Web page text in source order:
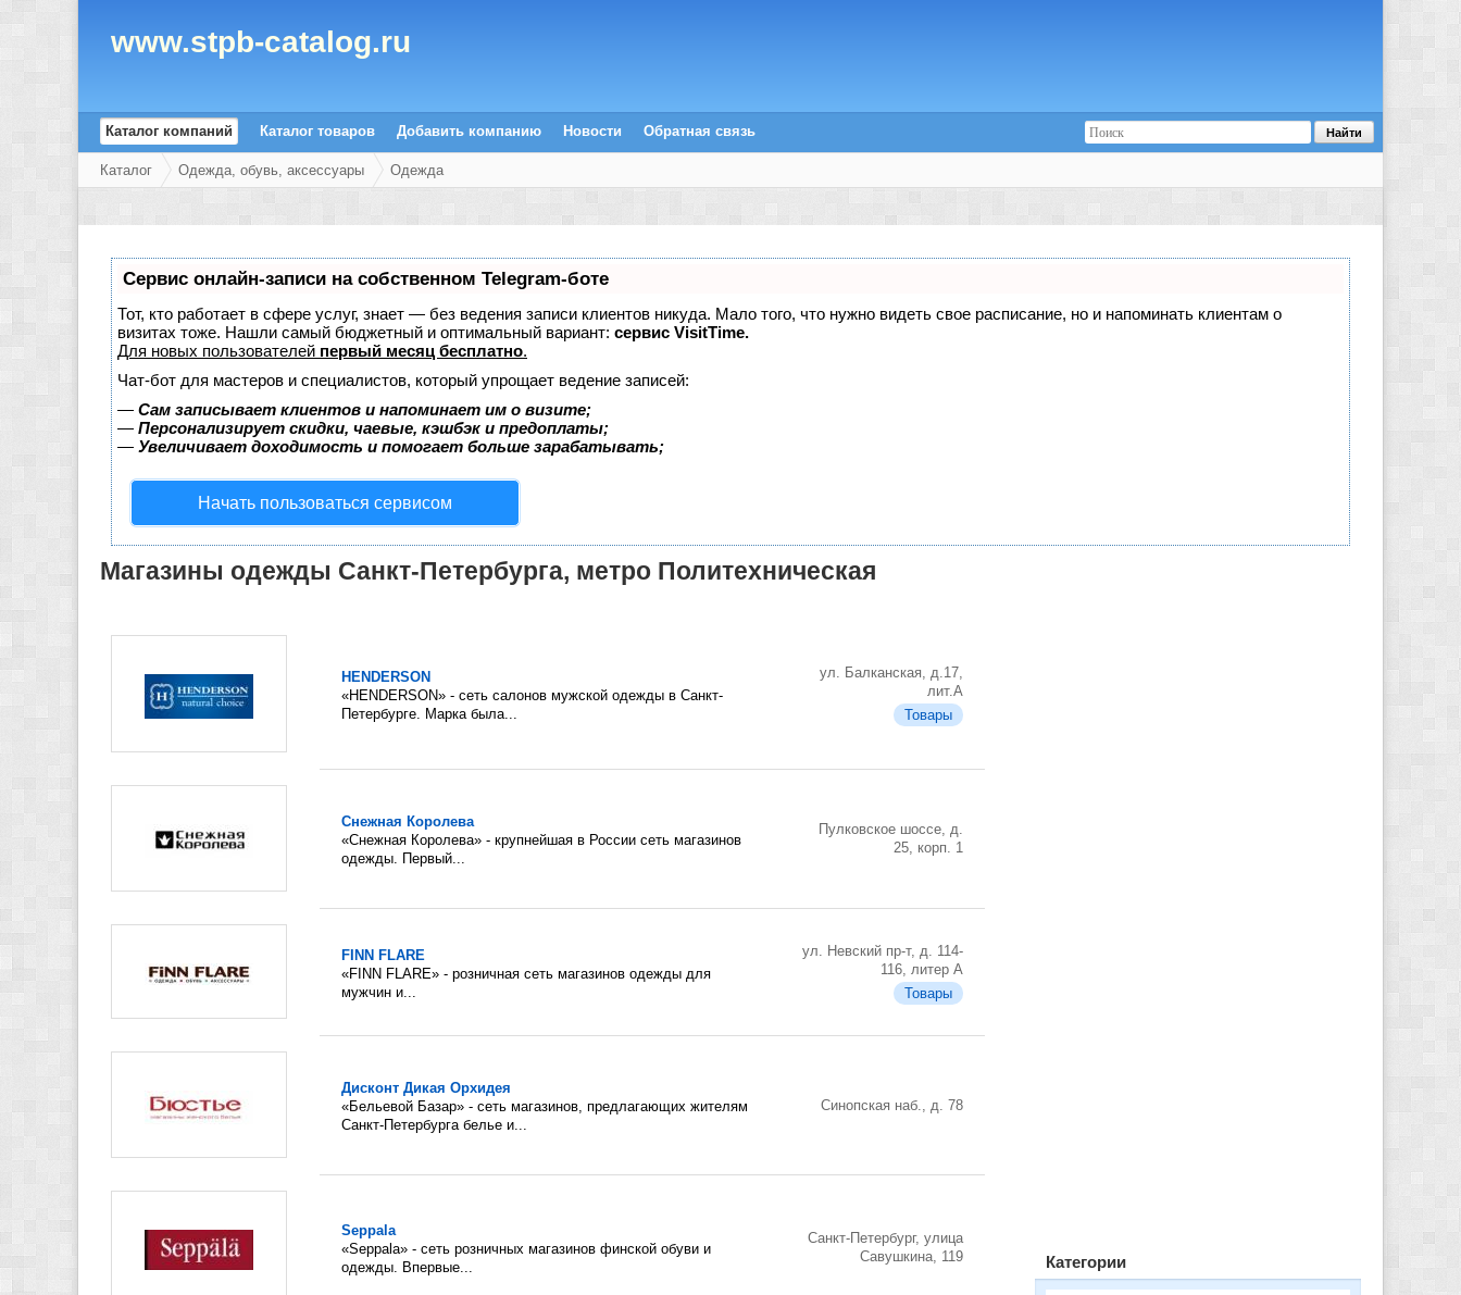
www.stpb-catalog.ru
Каталог компаний Каталог товаров Добавить компанию Новости Обратная связь
Каталог Одежда, обувь, аксессуары Одежда
Сервис онлайн-записи на собственном Telegram-боте
Тот, кто работает в сфере услуг, знает — без ведения записи клиентов никуда. Мало того, что нужно видеть свое расписание, но и напоминать клиентам о
визитах тоже. Нашли самый бюджетный и оптимальный вариант: сервис VisitTime.
Для новых пользователей первый месяц бесплатно.
Чат-бот для мастеров и специалистов, который упрощает ведение записей:
— Сам записывает клиентов и напоминает им о визите;
— Персонализирует скидки, чаевые, кэшбэк и предоплаты;
— Увеличивает доходимость и помогает больше зарабатывать;
Начать пользоваться сервисом
Категории
Магазины одежды Санкт-Петербурга, метро Политехническая
HENDERSON
«HENDERSON» - сеть салонов мужской одежды в Санкт-
Петербурге. Марка была...
ул. Балканская, д.17,
лит.А
Товары
Снежная Королева
«Снежная Королева» - крупнейшая в России сеть магазинов
одежды. Первый...
Пулковское шоссе, д.
25, корп. 1
FINN FLARE
«FINN FLARE» - розничная сеть магазинов одежды для
мужчин и...
ул. Невский пр-т, д. 114-
116, литер А
Товары
Дисконт Дикая Орхидея
«Бельевой Базар» - сеть магазинов, предлагающих жителям
Санкт-Петербурга белье и...
Синопская наб., д. 78
Seppala
«Seppala» - сеть розничных магазинов финской обуви и
одежды. Впервые...
Санкт-Петербург, улица
Савушкина, 119